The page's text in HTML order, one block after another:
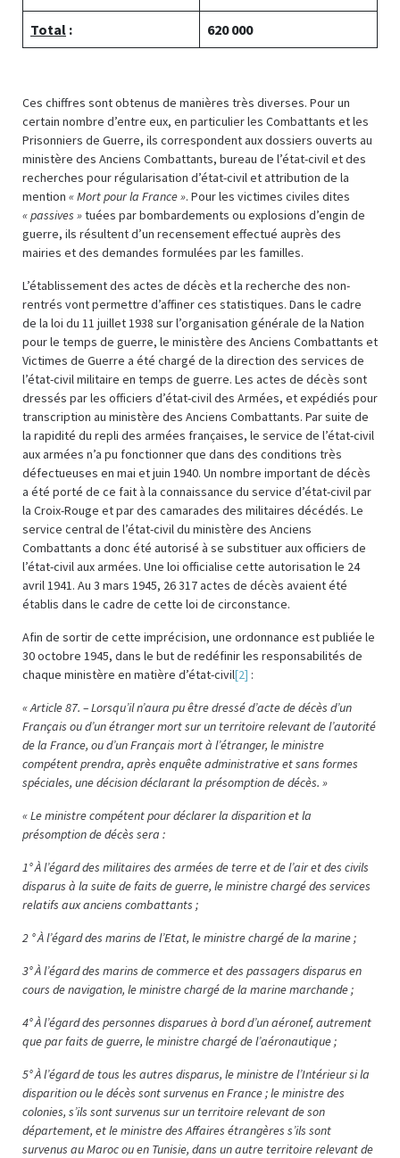
Total : 620 000
Ces chiffres sont obtenus de manières très diverses. Pour un
certain nombre d’entre eux, en particulier les Combattants et les
Prisonniers de Guerre, ils correspondent aux dossiers ouverts au
ministère des Anciens Combattants, bureau de l’état-civil et des
recherches pour régularisation d’état-civil et attribution de la
mention « Mort pour la France ». Pour les victimes civiles dites
« passives »tuées par bombardements ou explosions d’engin de
guerre, ils résultent d’un recensement effectué auprès des
mairies et des demandes formulées par les familles.
L’établissement des actes de décès et la recherche des non-
rentrés vont permettre d’affiner ces statistiques. Dans le cadre
de la loi du 11 juillet 1938 sur l’organisation générale de la Nation
pour le temps de guerre, le ministère des Anciens Combattants et
Victimes de Guerre a été chargé de la direction des services de
l’état-civil militaire en temps de guerre. Les actes de décès sont
dressés par les officiers d’état-civil des Armées, et expédiés pour
transcription au ministère des Anciens Combattants. Par suite de
la rapidité du repli des armées françaises, le service de l’état-civil
aux armées n’a pu fonctionner que dans des conditions très
défectueuses en mai et juin 1940. Un nombre important de décès
a été porté de ce fait à la connaissance du service d’état-civil par
la Croix-Rouge et par des camarades des militaires décédés. Le
service central de l’état-civil du ministère des Anciens
Combattants a donc été autorisé à se substituer aux officiers de
l’état-civil aux armées. Une loi officialise cette autorisation le 24
avril 1941. Au 3 mars 1945, 26 317 actes de décès avaient été
établis dans le cadre de cette loi de circonstance.
Afin de sortir de cette imprécision, une ordonnance est publiée le
30 octobre 1945, dans le but de redéfinir les responsabilités de
chaque ministère en matière d’état-civil[2] :
« Article 87. – Lorsqu’il n’aura pu être dressé d’acte de décès d’un
Français ou d’un étranger mort sur un territoire relevant de l’autorité
de la France, ou d’un Français mort à l’étranger, le ministre
compétent prendra, après enquête administrative et sans formes
spéciales, une décision déclarant la présomption de décès. »
« Le ministre compétent pour déclarer la disparition et la
présomption de décès sera :
1° À l’égard des militaires des armées de terre et de l’air et des civils
disparus à la suite de faits de guerre, le ministre chargé des services
relatifs aux anciens combattants ;
2 ° À l’égard des marins de l’Etat, le ministre chargé de la marine ;
3° À l’égard des marins de commerce et des passagers disparus en
cours de navigation, le ministre chargé de la marine marchande ;
4° À l’égard des personnes disparues à bord d’un aéronef, autrement
que par faits de guerre, le ministre chargé de l’aéronautique ;
5° À l’égard de tous les autres disparus, le ministre de l’Intérieur si la
disparition ou le décès sont survenus en France ; le ministre des
colonies, s’ils sont survenus sur un territoire relevant de son
département, et le ministre des Affaires étrangères s’ils sont
survenus au Maroc ou en Tunisie, dans un autre territoire relevant de